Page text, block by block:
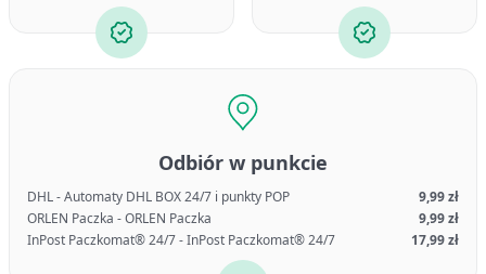
Odbiór w punkcie
DHL - Automaty DHL BOX 24/7 i punkty POP
9,99 zł
ORLEN Paczka - ORLEN Paczka
9,99 zł
InPost Paczkomat® 24/7 - InPost Paczkomat® 24/7
17,99 zł